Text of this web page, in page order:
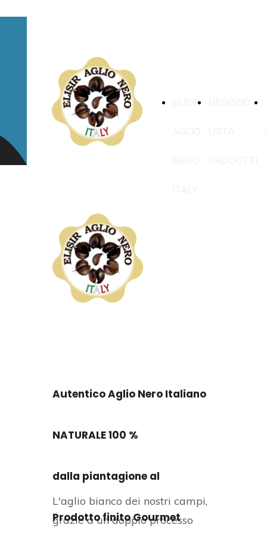
ELISIR
AGLIO
NERO
ITALY
NEGOZIO
LISTA
PRODOTTI
Autentico Aglio Nero Italiano
NATURALE 100 %
dalla piantagione al
Prodotto finito Gourmet
L'aglio bianco dei nostri campi,
grazie a un doppio processo